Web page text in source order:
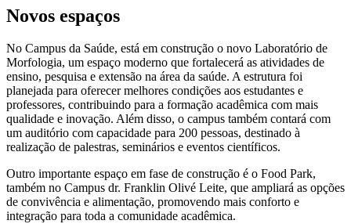
Novos espaços
No Campus da Saúde, está em construção o novo Laboratório de
Morfologia, um espaço moderno que fortalecerá as atividades de
ensino, pesquisa e extensão na área da saúde. A estrutura foi
planejada para oferecer melhores condições aos estudantes e
professores, contribuindo para a formação acadêmica com mais
qualidade e inovação. Além disso, o campus também contará com
um auditório com capacidade para 200 pessoas, destinado à
realização de palestras, seminários e eventos científicos.
Outro importante espaço em fase de construção é o Food Park,
também no Campus dr. Franklin Olivé Leite, que ampliará as opções
de convivência e alimentação, promovendo mais conforto e
integração para toda a comunidade acadêmica.